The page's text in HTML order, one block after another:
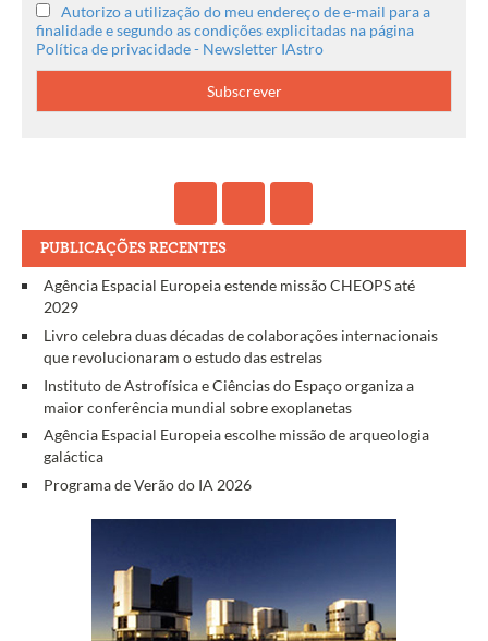
Autorizo a utilização do meu endereço de e-mail para a
finalidade e segundo as condições explicitadas na página
Política de privacidade - Newsletter IAstro
PUBLICAÇÕES RECENTES
Agência Espacial Europeia estende missão CHEOPS até
2029
Livro celebra duas décadas de colaborações internacionais
que revolucionaram o estudo das estrelas
Instituto de Astrofísica e Ciências do Espaço organiza a
maior conferência mundial sobre exoplanetas
Agência Espacial Europeia escolhe missão de arqueologia
galáctica
Programa de Verão do IA 2026